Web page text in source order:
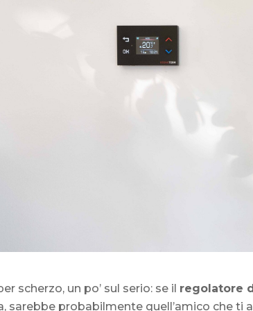
Riscaldamento dell’acqua sanitaria
scherzo, un po’ sul serio: se il regolatore
sarebbe probabilmente quell’amico che